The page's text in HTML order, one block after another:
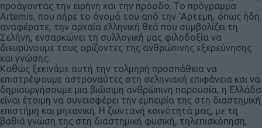
προάγοντας την ειρήνη και την πρόοδο. Το πρόγραμμα
Artemis, που πήρε το όνομά του από την ‘Αρτεμη, όπως ήδη
αναφέρατε, την αρχαία ελληνική θεά που συμβολίζει τη
Σελήνη, ενσαρκώνει τη συλλογική μας φιλοδοξία να
διευρύνουμε τους ορίζοντες της ανθρώπινης εξερεύνησης
και γνώσης.
Καθώς ξεκινάμε αυτή την τολμηρή προσπάθεια να
επιστρέψουμε αστροναύτες στη σεληνιακή επιφάνεια και να
δημιουργήσουμε μια βιώσιμη ανθρώπινη παρουσία, η Ελλάδα
είναι έτοιμη να συνεισφέρει την εμπειρία της στη διαστημική
επιστήμη και μηχανική. Η ζωντανή κοινότητά μας, με τη
βαθιά γνώση της στη διαστημική φυσική, τηλεπισκόπηση,